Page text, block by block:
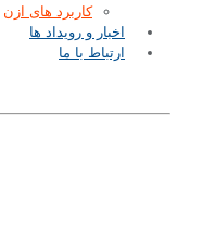
کاربرد های ازن
اخبار و رویداد ها
ارتباط با ما